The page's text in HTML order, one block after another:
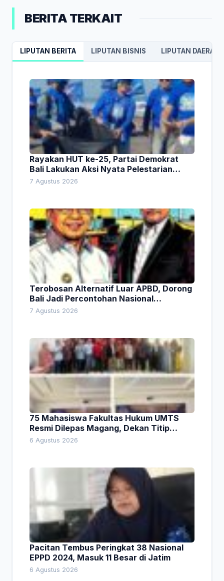
BERITA TERKAIT
LIPUTAN BERITA LIPUTAN BISNIS LIPUTAN DAERAH
Rayakan HUT ke-25, Partai Demokrat
Bali Lakukan Aksi Nyata Pelestarian
Lingkungan
7 Agustus 2026
Terobosan Alternatif Luar APBD, Dorong
Bali Jadi Percontohan Nasional
Pembiayaan Daerah
7 Agustus 2026
75 Mahasiswa Fakultas Hukum UMTS
Resmi Dilepas Magang, Dekan Titip
Empat Pesan Penting
6 Agustus 2026
Pacitan Tembus Peringkat 38 Nasional
EPPD 2024, Masuk 11 Besar di Jatim
6 Agustus 2026